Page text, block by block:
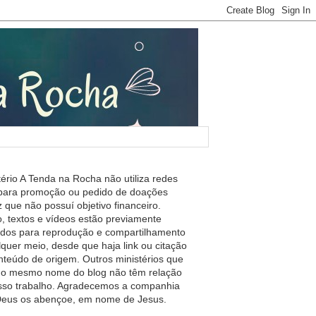
A Tenda na Rocha não utiliza redes
promoção ou pedido de doações
que não possuí objetivo financeiro.
textos e vídeos estão previamente
para reprodução e compartilhamento
meio, desde que haja link ou citação
de origem. Outros ministérios que
mesmo nome do blog não têm relação
trabalho. Agradecemos a companhia
os abençoe, em nome de Jesus.